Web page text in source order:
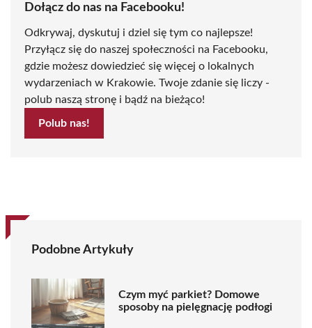
Dołącz do nas na Facebooku!
Odkrywaj, dyskutuj i dziel się tym co najlepsze!
Przyłącz się do naszej społeczności na Facebooku,
gdzie możesz dowiedzieć się więcej o lokalnych
wydarzeniach w Krakowie. Twoje zdanie się liczy -
polub naszą stronę i bądź na bieżąco!
Polub nas!
Podobne Artykuły
Czym myć parkiet? Domowe
sposoby na pielęgnację podłogi